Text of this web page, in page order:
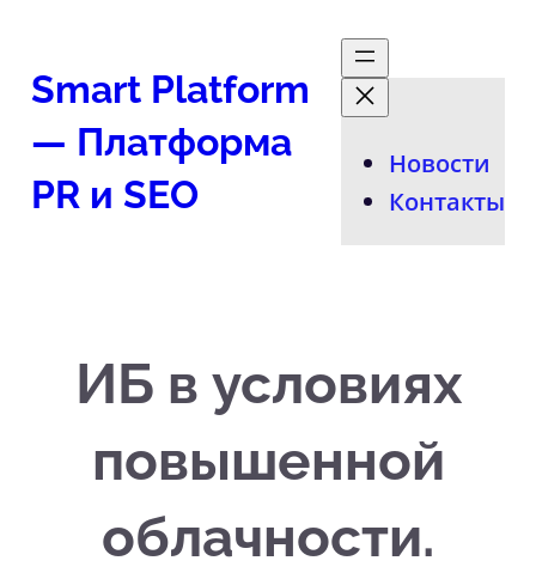
содержимому
Smart Platform
— Платформа
PR и SEO
Новости
Контакты
ИБ в условиях
повышенной
облачности.